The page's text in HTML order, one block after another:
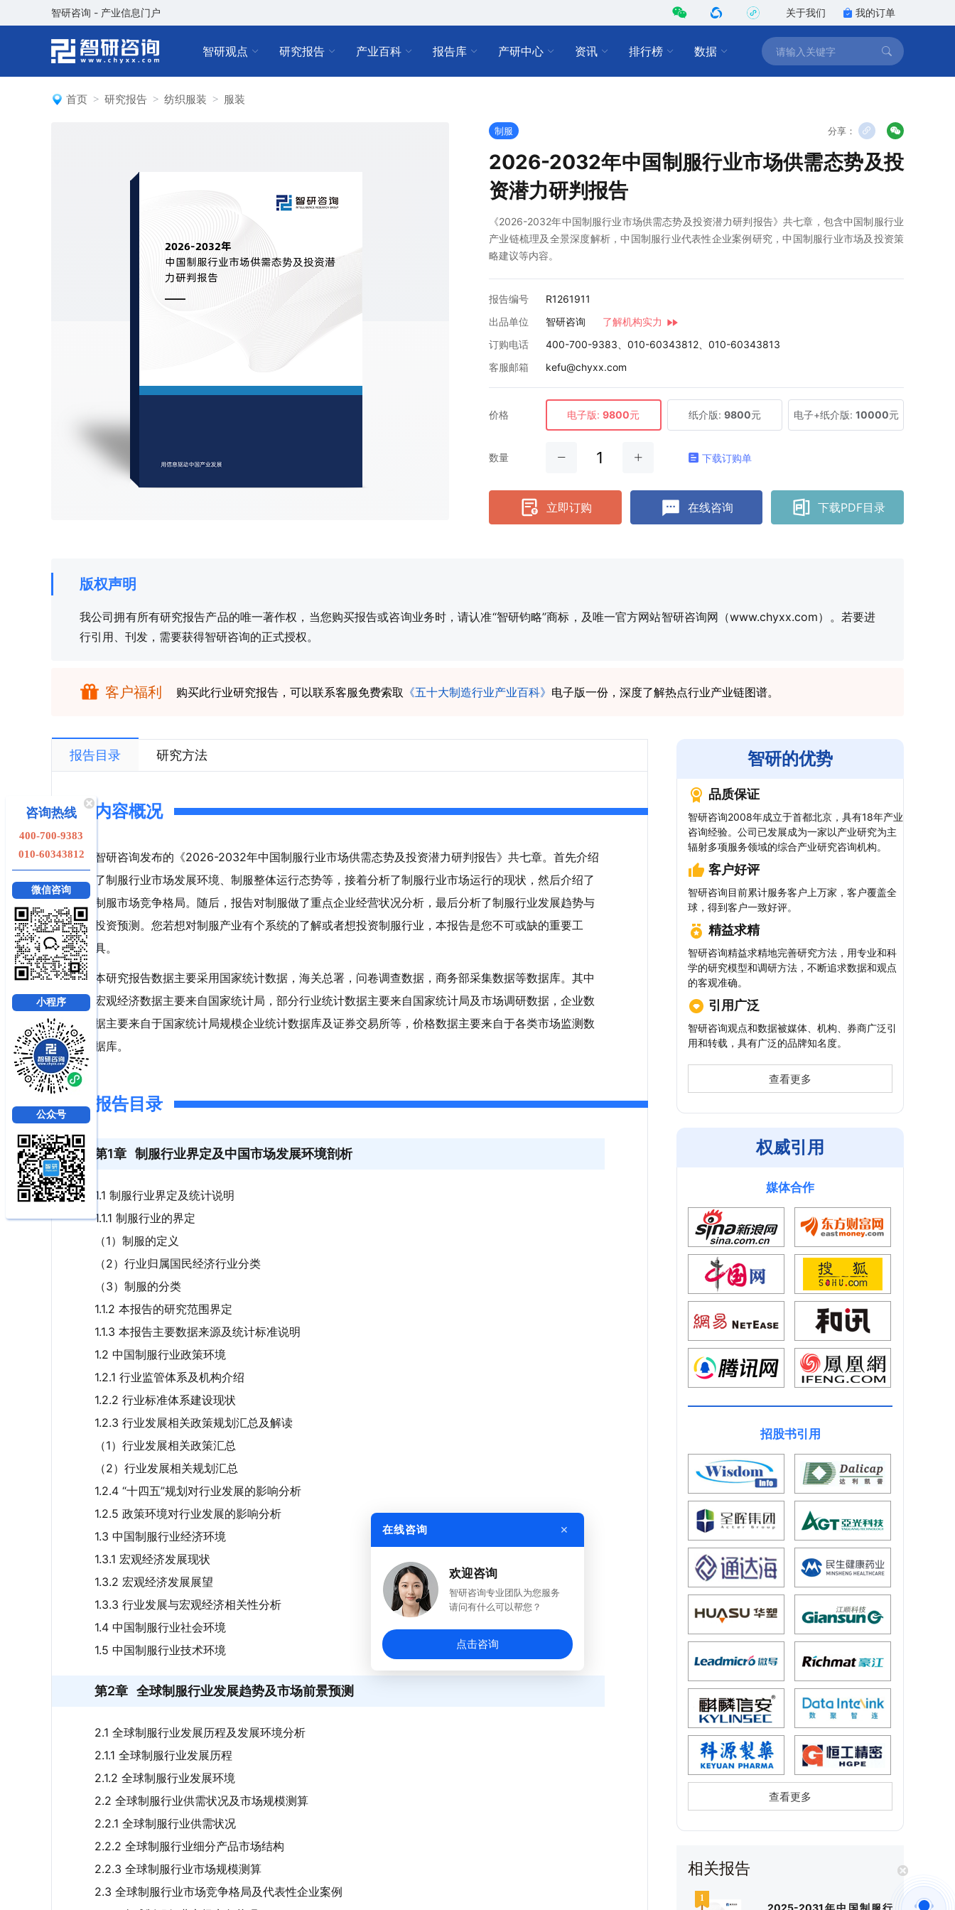
智研咨询 - 产业信息门户 关于我们 我的订单
智研观点 研究报告 产业百科 报告库 产研中心 资讯 排行榜 数据
首页 研究报告 纺织服装 服装
制服 分享：
2026-2032年中国制服行业市场供需态势及投
资潜力研判报告
《2026-2032年中国制服行业市场供需态势及投资潜力研判报告》共七章，包含中国制服行业
产业链梳理及全景深度解析，中国制服行业代表性企业案例研究，中国制服行业市场及投资策
略建议等内容。
报告编号
R1261911
出品单位
智研咨询
了解机构实力
订购电话
400-700-9383、010-60343812、010-60343813
客服邮箱
kefu@chyxx.com
价格 电子版: 9800元 纸介版: 9800元 电子+纸介版: 10000元
数量 下载订购单
立即订购 在线咨询 下载PDF目录
版权声明
我公司拥有所有研究报告产品的唯一著作权，当您购买报告或咨询业务时，请认准“智研钧略”商标，及唯一官方网站智研咨询网（www.chyxx.com）。若要进
行引用、刊发，需要获得智研咨询的正式授权。
客户福利 购买此行业研究报告，可以联系客服免费索取 《五十大制造行业产业百科》 电子版一份，深度了解热点行业产业链图谱。
报告目录 研究方法
内容概况
智研咨询发布的《2026-2032年中国制服行业市场供需态势及投资潜力研判报告》共七章。首先介绍
了制服行业市场发展环境、制服整体运行态势等，接着分析了制服行业市场运行的现状，然后介绍了
制服市场竞争格局。随后，报告对制服做了重点企业经营状况分析，最后分析了制服行业发展趋势与
投资预测。您若想对制服产业有个系统的了解或者想投资制服行业，本报告是您不可或缺的重要工
具。
本研究报告数据主要采用国家统计数据，海关总署，问卷调查数据，商务部采集数据等数据库。其中
宏观经济数据主要来自国家统计局，部分行业统计数据主要来自国家统计局及市场调研数据，企业数
据主要来自于国家统计局规模企业统计数据库及证券交易所等，价格数据主要来自于各类市场监测数
据库。
报告目录
第1章 制服行业界定及中国市场发展环境剖析
1.1 制服行业界定及统计说明
1.1.1 制服行业的界定
（1）制服的定义
（2）行业归属国民经济行业分类
（3）制服的分类
1.1.2 本报告的研究范围界定
1.1.3 本报告主要数据来源及统计标准说明
1.2 中国制服行业政策环境
1.2.1 行业监管体系及机构介绍
1.2.2 行业标准体系建设现状
1.2.3 行业发展相关政策规划汇总及解读
（1）行业发展相关政策汇总
（2）行业发展相关规划汇总
1.2.4 “十四五”规划对行业发展的影响分析
1.2.5 政策环境对行业发展的影响分析
1.3 中国制服行业经济环境
1.3.1 宏观经济发展现状
1.3.2 宏观经济发展展望
1.3.3 行业发展与宏观经济相关性分析
1.4 中国制服行业社会环境
1.5 中国制服行业技术环境
第2章 全球制服行业发展趋势及市场前景预测
2.1 全球制服行业发展历程及发展环境分析
2.1.1 全球制服行业发展历程
2.1.2 全球制服行业发展环境
2.2 全球制服行业供需状况及市场规模测算
2.2.1 全球制服行业供需状况
2.2.2 全球制服行业细分产品市场结构
2.2.3 全球制服行业市场规模测算
2.3 全球制服行业市场竞争格局及代表性企业案例
智研的优势
品质保证
智研咨询2008年成立于首都北京，具有18年产业
咨询经验。公司已发展成为一家以产业研究为主
辐射多项服务领域的综合产业研究咨询机构。
客户好评
智研咨询目前累计服务客户上万家，客户覆盖全
球，得到客户一致好评。
精益求精
智研咨询精益求精地完善研究方法，用专业和科
学的研究模型和调研方法，不断追求数据和观点
的客观准确。
引用广泛
智研咨询观点和数据被媒体、机构、券商广泛引
用和转载，具有广泛的品牌知名度。
查看更多
权威引用
媒体合作
招股书引用
查看更多
相关报告
在线咨询 ×
欢迎咨询
智研咨询专业团队为您服务
请问有什么可以帮您？
点击咨询
咨询热线
400-700-9383
010-60343812
微信咨询
小程序
公众号